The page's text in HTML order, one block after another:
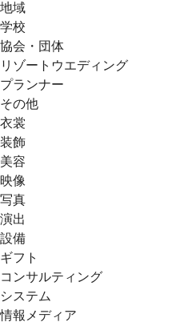
地域
学校
協会・団体
リゾートウエディング
プランナー
その他
衣裳
装飾
美容
映像
写真
演出
設備
ギフト
コンサルティング
システム
情報メディア